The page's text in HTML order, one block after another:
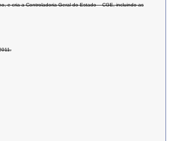
e cria a Controladoria Geral do Estado – CGE, incluindo as